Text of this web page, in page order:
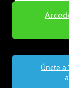
Únete a